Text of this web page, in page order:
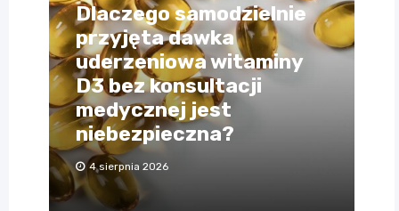
Dlaczego samodzielnie
przyjęta dawka
uderzeniowa witaminy
D3 bez konsultacji
medycznej jest
niebezpieczna?
4 sierpnia 2026